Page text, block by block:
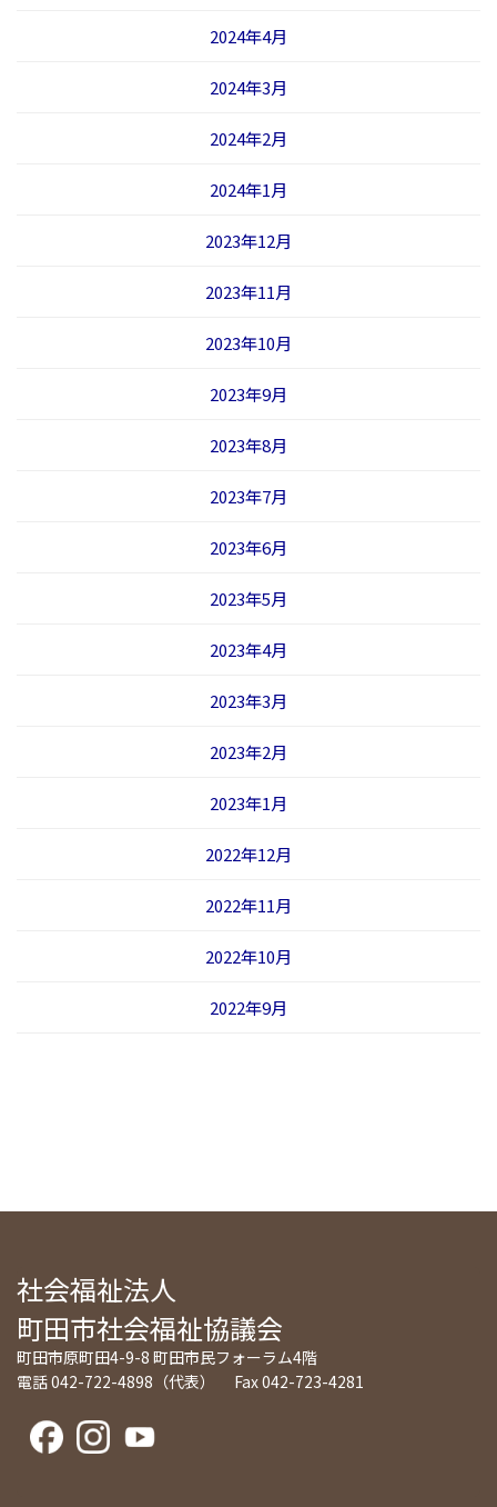
2024年4月
2024年3月
2024年2月
2024年1月
2023年12月
2023年11月
2023年10月
2023年9月
2023年8月
2023年7月
2023年6月
2023年5月
2023年4月
2023年3月
2023年2月
2023年1月
2022年12月
2022年11月
2022年10月
2022年9月
社会福祉法人
町田市社会福祉協議会
町田市原町田4-9-8 町田市民フォーラム4階
電話 042-722-4898（代表） Fax 042-723-4281